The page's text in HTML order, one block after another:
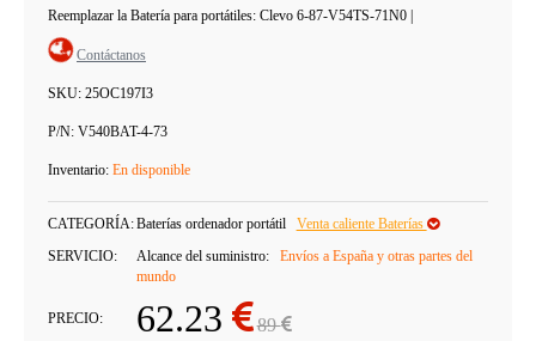
Reemplazar la Batería para portátiles: Clevo 6-87-V54TS-71N0
Contáctanos
SKU: 25OC197I3
P/N: V540BAT-4-73
Inventario: En disponible
CATEGORÍA:Baterías ordenador portátil
Venta caliente Baterías
SERVICIO:
Alcance del suministro:
Envíos a España y otras partes del
mundo
PRECIO: 62.23 89